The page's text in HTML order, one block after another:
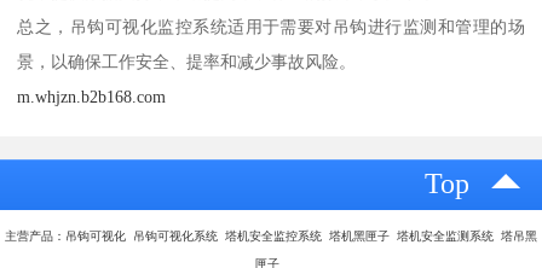
总之，吊钩可视化监控系统适用于需要对吊钩进行监测和管理的场
景，以确保工作安全、提率和减少事故风险。
m.whjzn.b2b168.com
Top
主营产品：吊钩可视化 吊钩可视化系统 塔机安全监控系统 塔机黑匣子 塔机安全监测系统 塔吊黑
匣子